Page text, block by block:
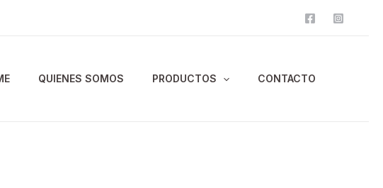
QUIENES SOMOS PRODUCTOS CONTACTO